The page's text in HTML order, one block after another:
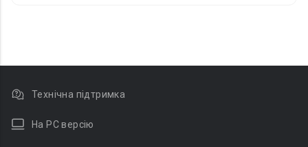
Технічна підтримка
На PC версію